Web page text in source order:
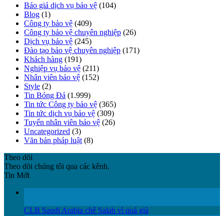
Báo giá dịch vụ bảo vệ (104)
Blog (1)
Công ty bảo vệ (409)
Công ty bảo vệ chuyên nghiệp (26)
Dịch vụ bảo vệ (245)
Đào tạo bảo vệ chuyên nghiệp (171)
Khách hàng (191)
Nghiệp vụ bảo vệ (211)
Nhân viên bảo vệ (152)
Style (2)
Tin Bóng Đá (1.999)
Tin tức Công ty bảo vệ (365)
Tin tức dịch vụ bảo vệ (309)
Tuyển nhân viên bảo vệ (26)
Uncategorized (3)
Văn bản pháp luật (8)
Theo dõi
Theo dõi chúng tôi qua các kênh.
Tin Mới
CLB Saudi Arabia chê Salah vì quá già